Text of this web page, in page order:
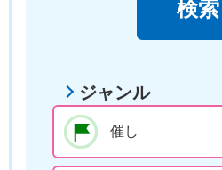
ジャンル
催し